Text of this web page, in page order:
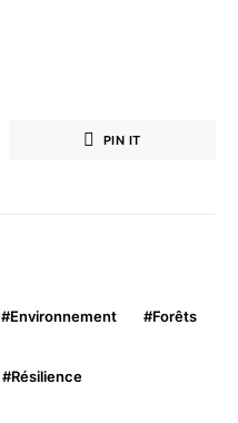
PIN IT
Environnement
Forêts
Résilience